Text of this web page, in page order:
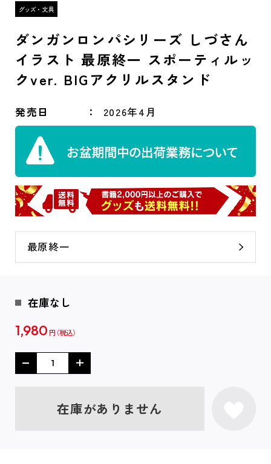
ダンガンロンパシリーズ しづさん
イラスト 最原終一 スポーティルッ
クver. BIGアクリルスタンド
発売日 2026年4月
最原終一
在庫なし
1,980 円
在庫がありません